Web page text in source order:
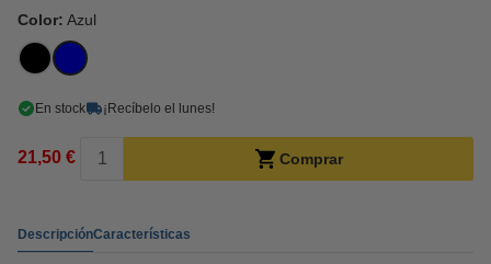
Color: Azul
En stock ¡Recíbelo el lunes!
21,50 € Comprar
DescripciónCaracterísticas